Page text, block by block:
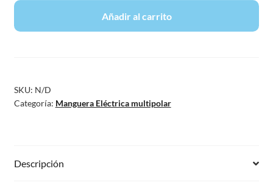
Añadir al carrito
SKU: N/D
Categoría: Manguera Eléctrica multipolar
Descripción